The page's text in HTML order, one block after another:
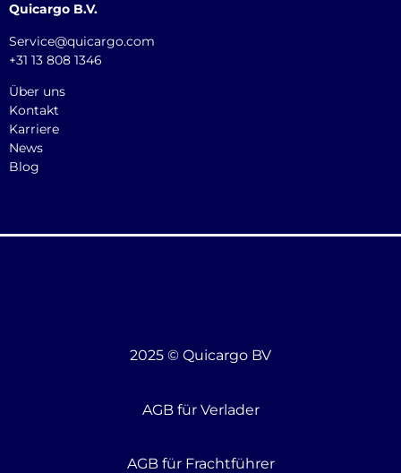
Quicargo B.V.
Service@quicargo.com
+31 13 808 1346
Über uns
Kontakt
Karriere
News
Blog
2025 © Quicargo BV
AGB für Verlader
AGB für Frachtführer